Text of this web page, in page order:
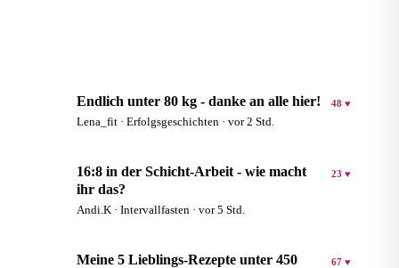
Endlich unter 80 kg - danke an alle hier!
Lena_fit · Erfolgsgeschichten · vor 2 Std.
48 ♥
16:8 in der Schicht-Arbeit - wie macht
ihr das?
Andi.K · Intervallfasten · vor 5 Std.
23 ♥
Meine 5 Lieblings-Rezepte unter 450
67 ♥